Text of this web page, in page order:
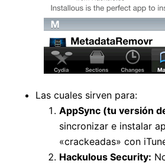
Las cuales sirven para:
AppSync (tu versión
sincronizar e instalar
«crackeadas» con
Hackulous Security: